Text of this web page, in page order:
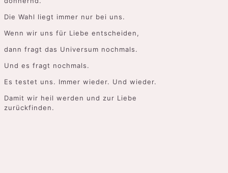
Die Wahl liegt immer nur bei uns.
Wenn wir uns für Liebe entscheiden,
dann fragt das Universum nochmals.
Und es fragt nochmals.
Es testet uns. Immer wieder. Und wieder.
Damit wir heil werden und zur Liebe
zurückfinden.